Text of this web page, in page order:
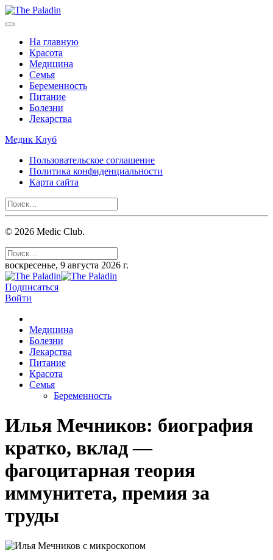
На главную
Красота
Медицина
Семья
Беременность
Питание
Болезни
Лекарства
Медик Клуб
Пользовательское соглашение
Политика конфиденциальности
Карта сайта
© 2026 Medic Club.
воскресенье, 9 августа 2026 г.
Подписаться
Войти
Медицина
Болезни
Лекарства
Питание
Красота
Семья
Беременность
Илья Мечников: биография
кратко, вклад —
фагоцитарная теория
иммунитета, премия за
труды